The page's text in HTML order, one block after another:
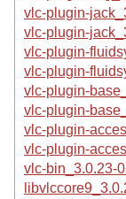
vlc-plugin-
vlc-plugin-
vlc-plugin-
vlc-plugin-
vlc-plugin-
vlc-plugin-
vlc-plugin-
vlc-plugin-
vlc-bin_3.0.23-